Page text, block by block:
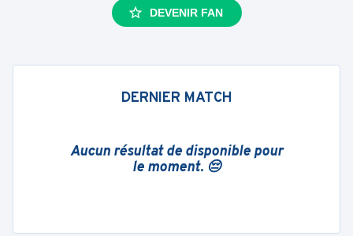
DEVENIR FAN
DERNIER MATCH
Aucun résultat de disponible pour
le moment. 😔